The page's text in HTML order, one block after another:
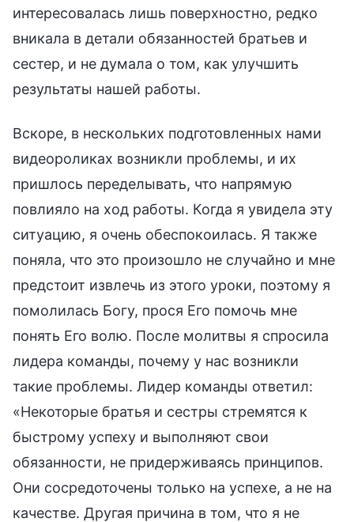
интересовалась лишь поверхностно, редко
вникала в детали обязанностей братьев и
сестер, и не думала о том, как улучшить
результаты нашей работы.
Вскоре, в нескольких подготовленных нами
видеороликах возникли проблемы, и их
пришлось переделывать, что напрямую
повлияло на ход работы. Когда я увидела эту
ситуацию, я очень обеспокоилась. Я также
поняла, что это произошло не случайно и мне
предстоит извлечь из этого уроки, поэтому я
помолилась Богу, прося Его помочь мне
понять Его волю. После молитвы я спросила
лидера команды, почему у нас возникли
такие проблемы. Лидер команды ответил:
«Некоторые братья и сестры стремятся к
быстрому успеху и выполняют свои
обязанности, не придерживаясь принципов.
Они сосредоточены только на успехе, а не на
качестве. Другая причина в том, что я не